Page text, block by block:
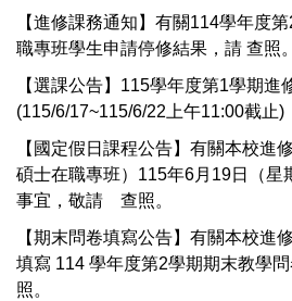
【進修課務通知】有關114學年度
職專班學生申請停修結果，請 查照。
【選課公告】115學年度第1學期進
(115/6/17~115/6/22上午11:00截止)
【國定假日課程公告】有關本校進
碩士在職專班）115年6月19日（星
事宜，敬請 查照。
【期末問卷填寫公告】有關本校進
填寫 114 學年度第2學期期末教學
照。